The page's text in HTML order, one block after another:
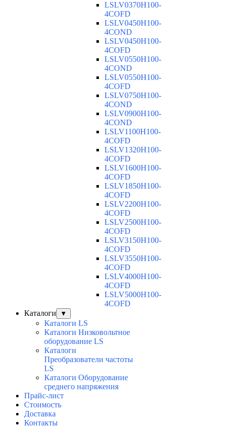
LSLV0370H100-
4COFD
LSLV0450H100-
4COND
LSLV0450H100-
4COFD
LSLV0550H100-
4COND
LSLV0550H100-
4COFD
LSLV0750H100-
4COND
LSLV0900H100-
4COND
LSLV1100H100-
4COFD
LSLV1320H100-
4COFD
LSLV1600H100-
4COFD
LSLV1850H100-
4COFD
LSLV2200H100-
4COFD
LSLV2500H100-
4COFD
LSLV3150H100-
4COFD
LSLV3550H100-
4COFD
LSLV4000H100-
4COFD
LSLV5000H100-
4COFD
Каталоги
▼
Каталоги LS
Каталоги Низковольтное
оборудование LS
Каталоги
Преобразователи частоты
LS
Каталоги Оборудование
среднего напряжения
Прайс-лист
Стоимость
Доставка
Контакты